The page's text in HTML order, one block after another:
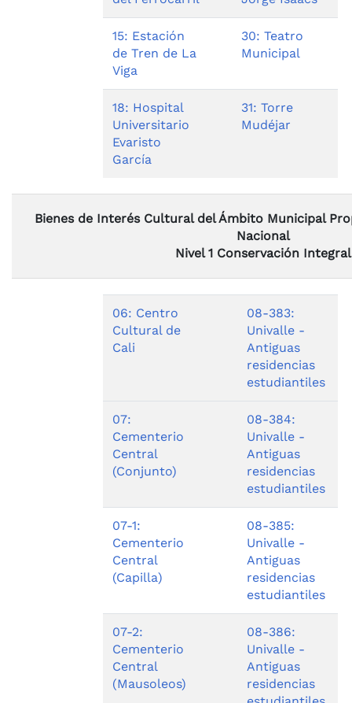
15: Estación
de Tren de La
Viga
30: Teatro
Municipal
18: Hospital
Universitario
Evaristo
García
31: Torre
Mudéjar
Bienes de Interés Cultural del Ámbito Municipal
Nacional
Nivel 1 Conservación Integral
06: Centro
Cultural de
Cali
08-383:
Univalle -
Antiguas
residencias
estudiantiles
07:
Cementerio
Central
(Conjunto)
08-384:
Univalle -
Antiguas
residencias
estudiantiles
07-1:
Cementerio
Central
(Capilla)
08-385:
Univalle -
Antiguas
residencias
estudiantiles
07-2:
Cementerio
Central
(Mausoleos)
08-386:
Univalle -
Antiguas
residencias